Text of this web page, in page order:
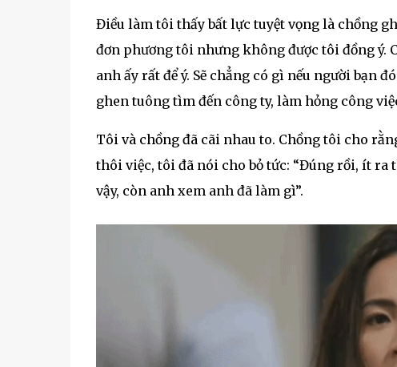
Điều làm tôi thấy bất lực tuyệt vọng là chồng
đơn phương tôi nhưng không được tôi đồng ý.
anh ấy rất để ý. Sẽ chẳng có gì nếu người bạn
ghen tuông tìm đến công ty, làm hỏng công
Tôi và chồng đã cãi nhau to. Chồng tôi cho
thôi việc, tôi đã nói cho bỏ tức: “Đúng rồi, ít
vậy, còn anh xem anh đã làm gì”.